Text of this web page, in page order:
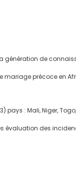
de
précoce en
: Mali, Niger,
évaluation des